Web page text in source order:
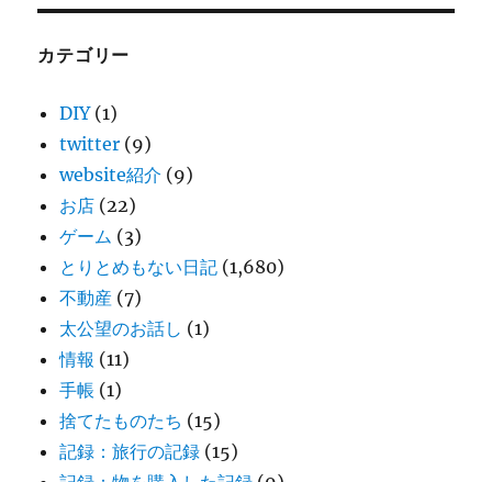
カテゴリー
DIY(1)
twitter (9)
website紹介 (9)
お店 (22)
ゲーム (3)
とりとめもない日記 (1,680)
不動産 (7)
太公望のお話し (1)
情報 (11)
手帳 (1)
捨てたものたち (15)
記録：旅行の記録 (15)